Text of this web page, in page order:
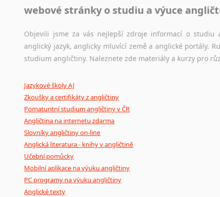
Jazykový korpus je elektronický soubor autentických
původního zdroje textu.
Ostatní pomůcky pro překladatele
poradny a pravidla
webové stránky o studiu a výuce
Objevili jsme za vás nejlepší zdroje informací o studiu
anglický jazyk, anglicky mluvící země a anglické portály.
studium angličtiny. Naleznete zde materiály a kurzy pro
Jazykové školy AJ
Zkoušky a certifikáty z angličtiny
Pomaturitní studium angličtiny v ČR
Angličtina na internetu zdarma
Slovníky angličtiny on-line
Anglická literatura - knihy v angličtině
Učební pomůcky
Mobilní aplikace na výuku angličtiny
PC programy na výuku angličtiny
Anglické texty